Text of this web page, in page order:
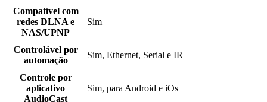
Compatível com
redes DLNA e
NAS/UPNP
Sim
Controlável por
automação
Sim, Ethernet, Serial e IR
Controle por
aplicativo
AudioCast
Sim, para Android e iOs